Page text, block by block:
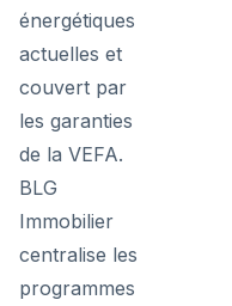
énergétiques
actuelles et
couvert par
les garanties
de la VEFA.
BLG
Immobilier
centralise les
programmes